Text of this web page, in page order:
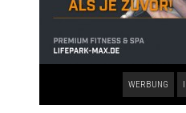
WERBUNG